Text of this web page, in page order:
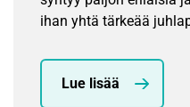
ihan yhtä tärkeää
Lue lisää